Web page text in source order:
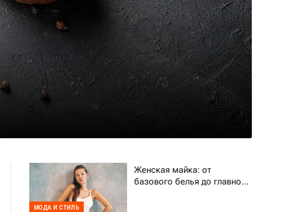
МОДА И СТИЛЬ
Женская майка: от
базового белья до главного